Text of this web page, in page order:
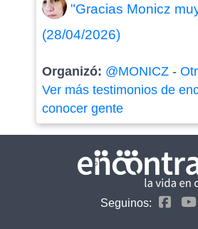
"Gracias Monicz
(28/04/2026)
Organizó: @MONICZ-
Ver más testimonios de
conocer gente
Seguinos: